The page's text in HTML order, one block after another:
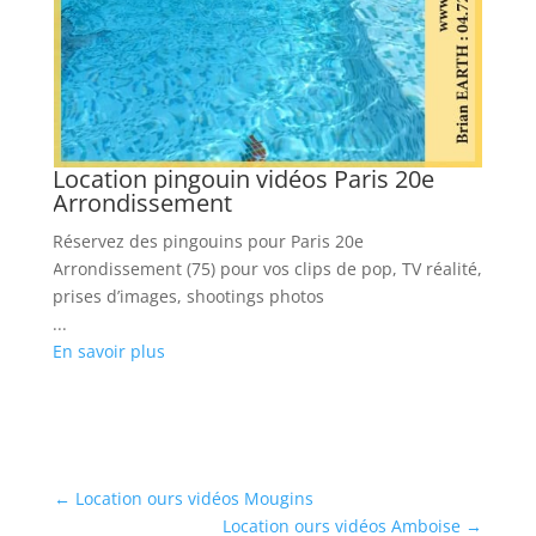
Location pingouin vidéos Paris 20e
Arrondissement
Réservez des pingouins pour Paris 20e
Arrondissement (75) pour vos clips de pop, TV réalité,
prises d’images, shootings photos
...
En savoir plus
← Location ours vidéos Mougins
Location ours vidéos Amboise →